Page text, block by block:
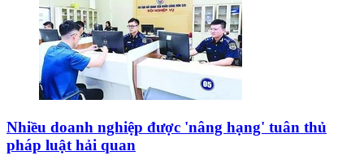
Nhiều doanh nghiệp được 'nâng hạng' tuân thủ
pháp luật hải quan